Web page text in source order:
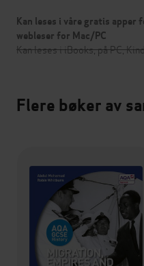
Kan leses i våre gratis apper
webleser for Mac/PC
Kan leses i iBooks, på PC,
Flere bøker av